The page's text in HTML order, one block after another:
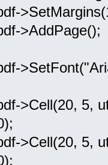
>AddPage();
>Cell(20, 5,
>Cell(20, 5,